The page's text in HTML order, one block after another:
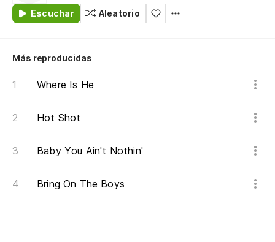
Escuchar Aleatorio
Más reproducidas
Where Is He
Hot Shot
Baby You Ain't Nothin'
Bring On The Boys